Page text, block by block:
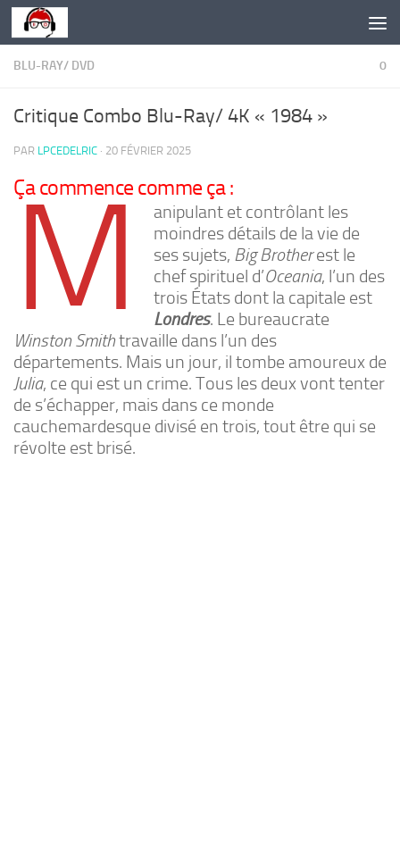
Skip to content
BLU-RAY/ DVD 0
Critique Combo Blu-Ray/ 4K « 1984 »
PAR LPCEDELRIC · 20 FÉVRIER 2025
Ça commence comme ça :
M
anipulant et contrôlant les
moindres détails de la vie de
ses sujets, Big Brotherest le
chef spirituel d’Oceania, l’un des
trois États dont la capitale est
Londres. Le bureaucrate
Winston Smithtravaille dans l’un des
départements. Mais un jour, il tombe amoureux de
Julia, ce qui est un crime. Tous les deux vont tenter
de s’échapper, mais dans ce monde
cauchemardesque divisé en trois, tout être qui se
révolte est brisé.